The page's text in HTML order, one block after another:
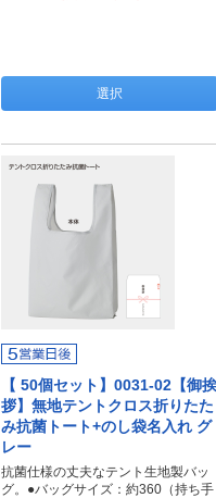
選択
【 50個セット】0031-02【御挨
拶】無地テントクロス折りたた
み抗菌トート+のし袋名入れ グ
レー
抗菌仕様の丈夫なテント生地製バッ
グ。●バッグサイズ：約360（持ち手